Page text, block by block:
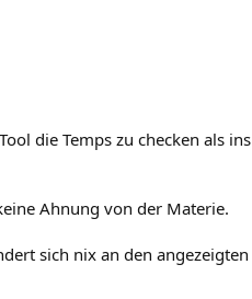
die Temps zu checken als ins
Ahnung von der Materie.
sich nix an den angezeigten